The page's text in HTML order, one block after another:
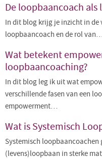
De loopbaancoach
In dit blog krijg je inzicht in de
loopbaancoach en de rol van…
Wat betekent
loopbaancoaching?
In dit blog leg ik uit wat
verschillende fasen van een
empowerment…
Wat is Systemisch
Systemisch loopbaancoachen
(levens)loopbaan in sterke